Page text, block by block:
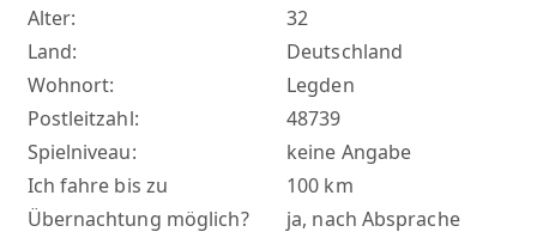
Alter:
32
Land:
Deutschland
Wohnort:
Legden
Postleitzahl:
48739
Spielniveau:
keine Angabe
Ich fahre bis zu
100 km
Übernachtung möglich?
ja, nach Absprache